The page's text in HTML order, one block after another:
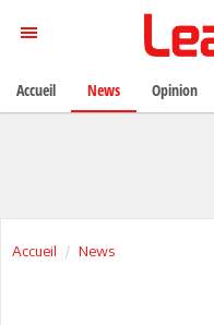
Accueil News
Accueil News Opinion